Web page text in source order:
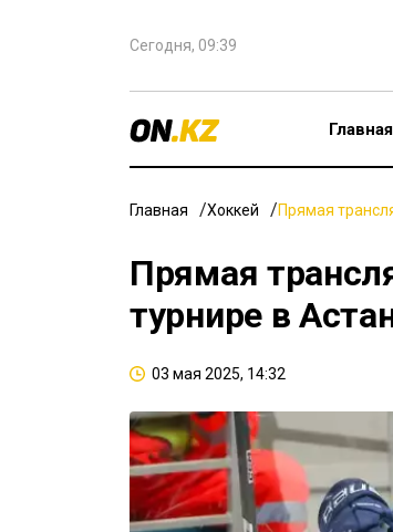
Сегодня, 09:39
Главная
Главная Хоккей Прямая
Прямая
турнире в
03 мая 2025, 14:32